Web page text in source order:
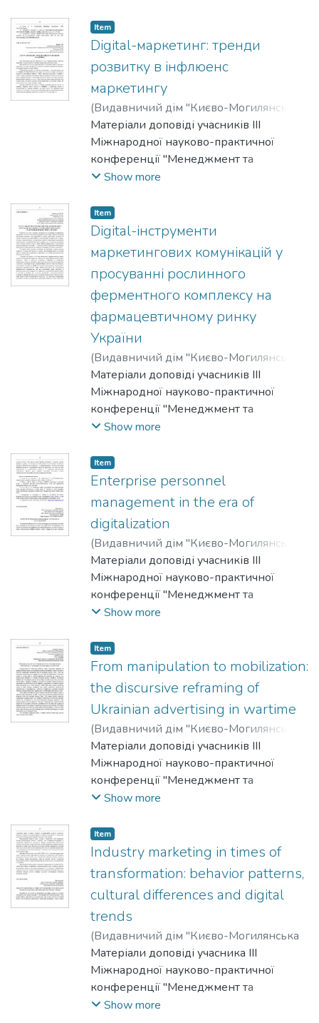
Item
Digital-маркетинг: тренди
розвитку в інфлюенс
маркетингу
(Видавничий дім "Києво-Могилянська
академія", 2025)Демчук, Зоя
Синельник, Вікторія
Матеріали доповіді учасників III
Міжнародної науково-практичної
конференції "Менеджмент та
маркетинг як фактори розвитку
Show more
Item
Digital-інструменти
маркетингових комунікацій у
просуванні рослинного
ферментного комплексу на
фармацевтичному ринку
України
(Видавничий дім "Києво-Могилянська
академія", 2025)Ольховський, В.
Ольховська, А.
Матеріали доповіді учасників III
Міжнародної науково-практичної
конференції "Менеджмент та
маркетинг як фактори розвитку
Show more
Item
Enterprise personnel
management in the era of
digitalization
(Видавничий дім "Києво-Могилянська
академія", 2025)Biliavska, Yuliia;
Horodnycha, D.
Матеріали доповіді учасників III
Міжнародної науково-практичної
конференції "Менеджмент та
маркетинг як фактори розвитку
Show more
Item
From manipulation to mobilization:
the discursive reframing of
Ukrainian advertising in wartime
(Видавничий дім "Києво-Могилянська
академія", 2025)Kochkina, Nataliia
Katsiuba, Sofiia
Матеріали доповіді учасників III
Міжнародної науково-практичної
конференції "Менеджмент та
маркетинг як фактори розвитку
Show more
Item
Industry marketing in times of
transformation: behavior patterns,
cultural differences and digital
trends
(Видавничий дім "Києво-Могилянська
академія", 2025)Kuzmak, Oleh
Матеріали доповіді учасника III
Міжнародної науково-практичної
конференції "Менеджмент та
маркетинг як фактори розвитку
Show more